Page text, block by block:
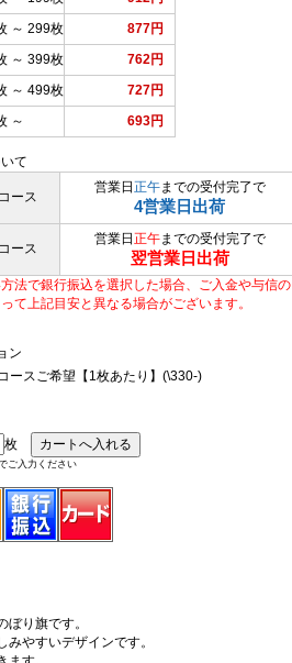
～ 299枚
877円
～ 399枚
762円
～ 499枚
727円
～
693円
て
ース
営業日 正午までの受付完了で
4営業日出荷
ース
営業日 正午までの受付完了で
翌営業日出荷
法で銀行振込を選択した場合、ご入金や与信の
て上記目安と異なる場合がございます。
ン
ースご希望【1枚あたり】(\330-)
枚
ご入力ください
り旗です。
やすいデザインです。